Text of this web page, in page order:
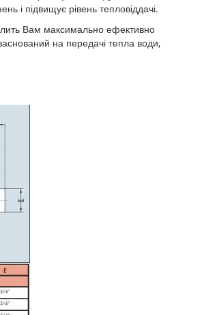
і підвищує рівень тепловіддачі.
Вам максимально ефективно
на передачі тепла води,